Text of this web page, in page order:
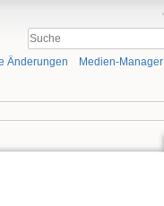
Änderungen Medien-Manager